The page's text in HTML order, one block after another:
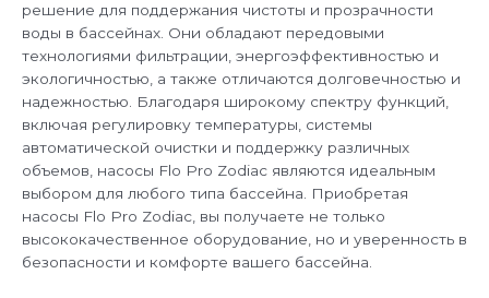
решение для поддержания чистоты и прозрачности
воды в бассейнах. Они обладают передовыми
технологиями фильтрации, энергоэффективностью и
экологичностью, а также отличаются долговечностью и
надежностью. Благодаря широкому спектру функций,
включая регулировку температуры, системы
автоматической очистки и поддержку различных
объемов, насосы Flo Pro Zodiac являются идеальным
выбором для любого типа бассейна. Приобретая
насосы Flo Pro Zodiac, вы получаете не только
высококачественное оборудование, но и уверенность в
безопасности и комфорте вашего бассейна.